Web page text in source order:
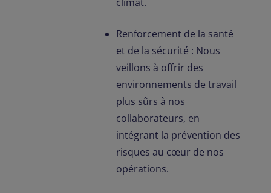
Renforcement de la santé
et de la sécurité : Nous
veillons à offrir des
environnements de travail
plus sûrs à nos
collaborateurs, en
intégrant la prévention des
risques au cœur de nos
opérations.